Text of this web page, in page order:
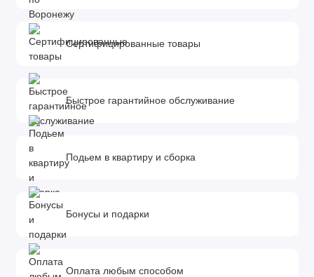
Сертифицированные товары
Быстрое гарантийное обслуживание
Подьем в квартиру и сборка
Бонусы и подарки
Оплата любым способом